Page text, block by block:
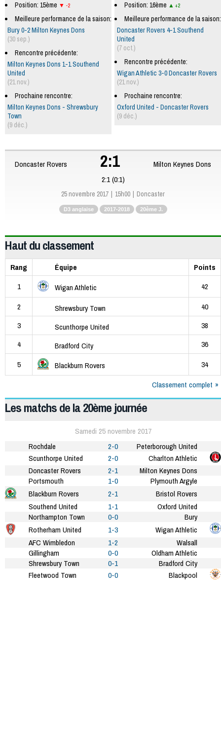
Position: 16ème +2
Meilleure performance de la saison:
Doncaster Rovers 4-1 Southend
United
(7 oct.)
Rencontre précédente:
Wigan Athletic 3-0 Doncaster Rovers
(21 nov.)
Prochaine rencontre:
Oxford United - Doncaster Rovers
(9 déc.)
Position: 15ème -2
Meilleure performance de la saison:
Bury 0-2 Milton Keynes Dons
(30 sep.)
Rencontre précédente:
Milton Keynes Dons 1-1 Southend
United
(21 nov.)
Prochaine rencontre:
Milton Keynes Dons - Shrewsbury
Town
(9 déc.)
Doncaster Rovers 2:1
Milton Keynes Dons
2:1 (0:1)
25 novembre 2017 15h00 Doncaster
D3 anglaise 2017-2018 20ème J.
Haut du classement
Rang Équipe
Points
1
Wigan Athletic
42
2
Shrewsbury Town
40
3
Scunthorpe United
38
4
Bradford City
36
5
Blackburn Rovers
34
Classement complet
Les matchs de la 20ème journée
Samedi 25 novembre 2017
Rochdale
2-0
Peterborough United
Scunthorpe United
2-0
Charlton Athletic
Doncaster Rovers
2-1
Milton Keynes Dons
Portsmouth
1-0
Plymouth Argyle
Blackburn Rovers
2-1
Bristol Rovers
Southend United
1-1
Oxford United
Northampton Town
0-0
Bury
Rotherham United
1-3
Wigan Athletic
AFC Wimbledon
1-2
Walsall
Gillingham
0-0
Oldham Athletic
Shrewsbury Town
0-1
Bradford City
Fleetwood Town
0-0 Blackpool